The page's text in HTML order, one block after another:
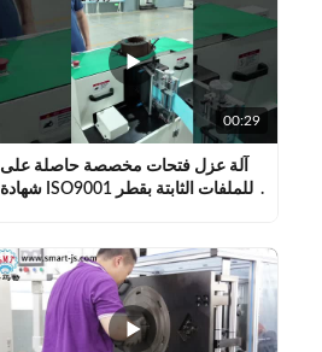
00:29
آلة عزل فتحات مخصصة حاصلة على
شهادة ISO9001 للملفات الثابتة بقطر